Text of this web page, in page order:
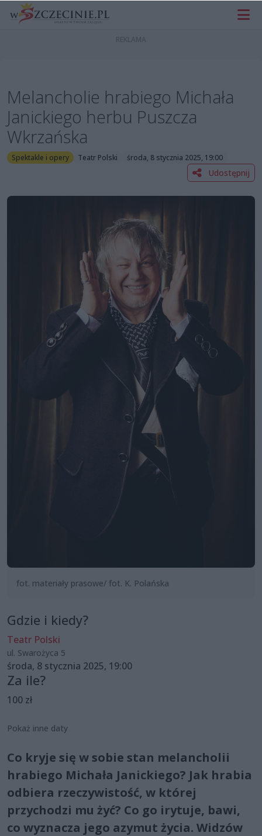
Melancholie hrabiego Michała
Janickiego herbu Puszcza
Wkrzańska
Spektakle i opery Teatr Polski środa, 8 stycznia 2025, 19:00
Udostępnij
fot. materiały prasowe/ fot. K. Polańska
Gdzie i kiedy?
Teatr Polski
ul. Swarożyca 5
środa, 8 stycznia 2025, 19:00
Za ile?
100 zł
Pokaż inne daty
Co kryje się w sobie stan melancholii
hrabiego Michała Janickiego? Jak hrabia
odbiera rzeczywistość, w której
przychodzi mu żyć? Co go irytuje, bawi,
co wyznacza jego azymut życia. Widzów